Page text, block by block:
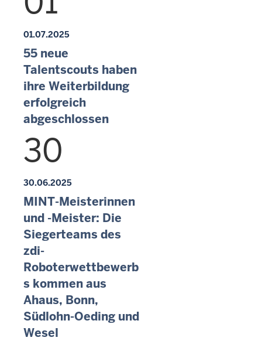
01.07.2025
55 neue
Talentscouts haben
ihre Weiterbildung
erfolgreich
abgeschlossen
30
30.06.2025
MINT-Meisterinnen
und -Meister: Die
Siegerteams des
zdi-
Roboterwettbewerb
s kommen aus
Ahaus, Bonn,
Südlohn-Oeding und
Wesel